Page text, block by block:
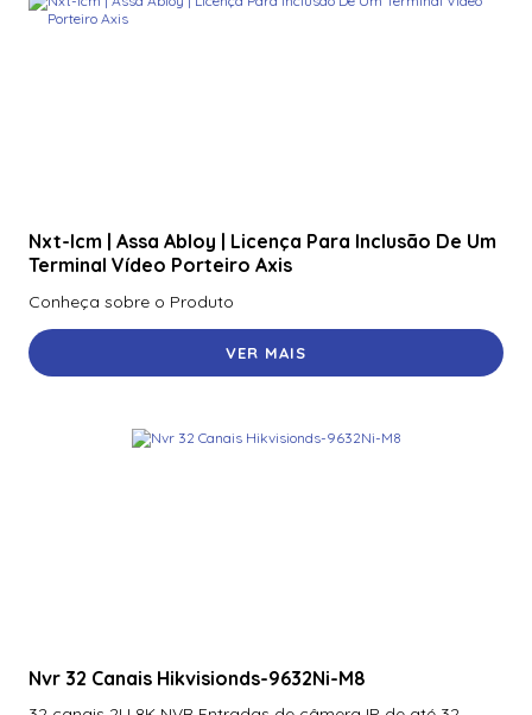
Nxt-Icm | Assa Abloy | Licença Para Inclusão De Um
Terminal Vídeo Porteiro Axis
Conheça sobre o Produto
VER MAIS
Nvr 32 Canais Hikvisionds-9632Ni-M8